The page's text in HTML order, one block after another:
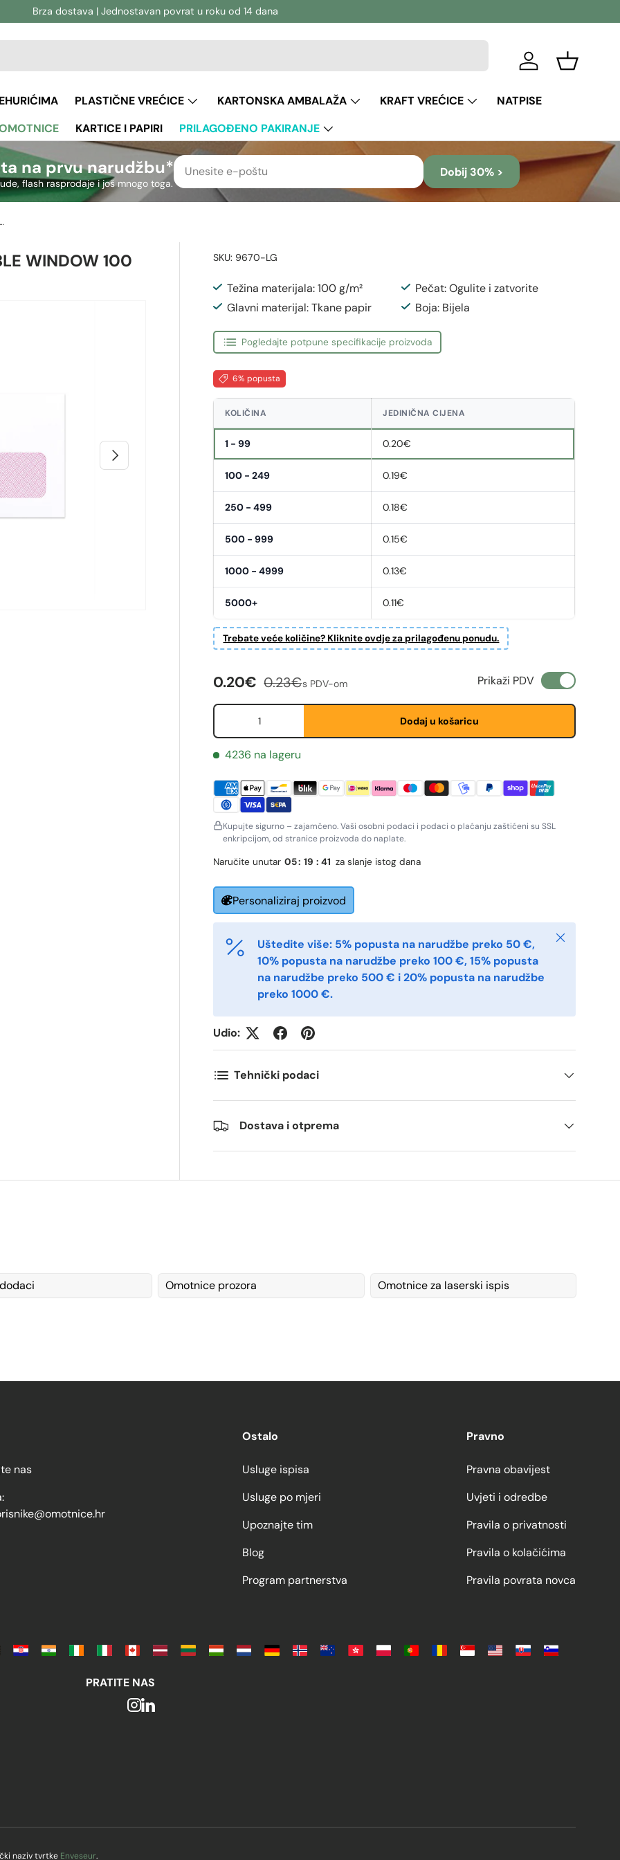
Brza dostava | Jednostavan povrat u roku od 14 dana
Prijava Košara
PLASTIČNE VREĆICE KARTONSKA AMBALAŽA KRAFT VREĆICE
NATPISE
KARTICE I PAPIRI PRILAGOĐENO PAKIRANJE
na prvu narudžbu*
flash rasprodaje i još mnogo toga.
Dobij 30% >
115 X 225 mm DL Laser Compatible window 100 gsm
WINDOW 100
Sljedeći
SKU: 9670-LG
Težina materijala: 100 g/m²
Pečat: Ogulite i zatvorite
Glavni materijal: Tkane papir
Boja: Bijela
Pogledajte potpune specifikacije proizvoda
6% popusta
KOLIČINA JEDINIČNA CIJENA
1 - 99 0.20€
100 - 249 0.19€
250 - 499 0.18€
500 - 999 0.15€
1000 - 4999 0.13€
5000+ 0.11€
Trebate veće količine? Kliknite ovdje za prilagođenu ponudu.
Cijena na sniženju
0.20€ Redovna cijena
0.23€s PDV-om Prikaži PDV
Količina
Dodaj u košaricu
4236 na lageru
Kupujte sigurno – zajamčeno. Vaši osobni podaci i podaci o plaćanju zaštićeni su SSL
enkripcijom, od stranice proizvoda do naplate.
Naručite unutar 05: 19 : 40 za slanje istog dana
Personaliziraj proizvod
Uštedite više: 5% popusta na narudžbe preko 50 €,
10% popusta na narudžbe preko 100 €, 15% popusta
na narudžbe preko 500 € i 20% popusta na narudžbe
preko 1000 €.
Zatvoriti
Udio:
Tehnički podaci
Dostava i otprema
Omotnice prozora Omotnice za laserski ispis
nas
Ostalo
Usluge ispisa
Usluge po mjeri
Upoznajte tim
Blog
Program partnerstva
Pravno
Pravna obavijest
Uvjeti i odredbe
Pravila o privatnosti
Pravila o kolačićima
Pravila povrata novca
PRATITE NAS
naziv tvrtke Enveseur.